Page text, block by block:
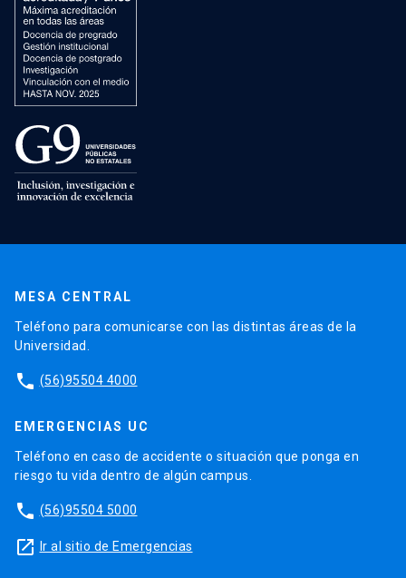
MESA CENTRAL
Teléfono para comunicarse con las distintas áreas de la
Universidad.
phone (56)95504 4000
EMERGENCIAS UC
Teléfono en caso de accidente o situación que ponga en
riesgo tu vida dentro de algún campus.
phone (56)95504 5000
launch Ir al sitio de Emergencias